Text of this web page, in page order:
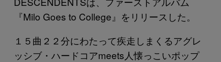
『Milo Goes to College』をリリースした。
１５曲２２分にわたって疾走しまくるアグレ
ッシブ・ハードコアmeets人懐っこいポップ